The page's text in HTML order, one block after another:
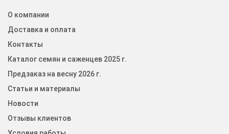
О компании
Доставка и оплата
Контакты
Каталог семян и саженцев 2025 г.
Предзаказ на весну 2026 г.
Статьи и материалы
Новости
Отзывы клиентов